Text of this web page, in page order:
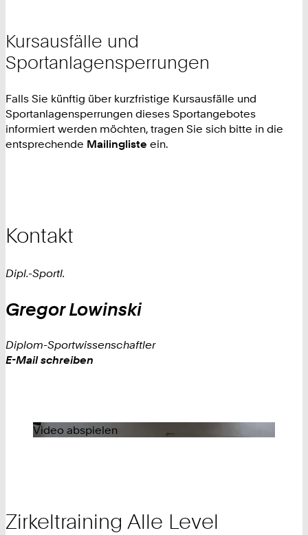
Kursausfälle und
Sportanlagensperrungen
Falls Sie künftig über kurzfristige Kursausfälle und
Sportanlagensperrungen dieses Sportangebotes
informiert werden möchten, tragen Sie sich bitte in die
entsprechende Mailingliste ein.
Kontakt
Dipl.-Sportl.
Gregor Lowinski
Diplom-Sportwissenschaftler
Work
E-Mail schreiben
Video abspielen
Zirkeltraining Alle Level